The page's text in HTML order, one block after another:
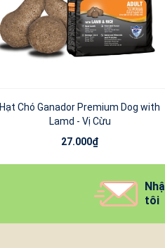
Hạt Chó Ganador Premium Dog with
Lamd - Vị Cừu
27.000₫
tôi